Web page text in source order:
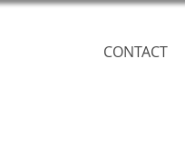
CONTACT